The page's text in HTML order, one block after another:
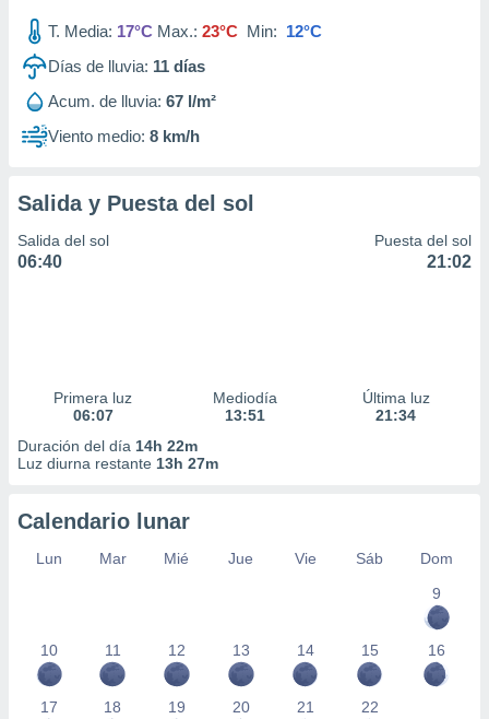
T. Media: 17°C Max.: 23°C Min: 12°C
Días de lluvia: 11 días
Acum. de lluvia: 67 l/m²
Viento medio: 8 km/h
Salida y Puesta del sol
Salida del sol
06:40
Puesta del sol
21:02
Primera luz
06:07
Mediodía
13:51
Última luz
21:34
Duración del día 14h 22m
Luz diurna restante 13h 27m
Calendario lunar
Lun Mar Mié Jue Vie Sáb
Dom
9
10 11 12 13 14 15 16
17 18 19 20 21 22